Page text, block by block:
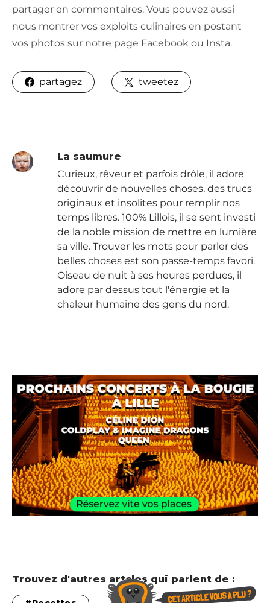
partager en commentaires. Vous pouvez aussi
nous montrer vos exploits culinaires en postant
vos photos sur notre page Facebook ou Insta.
partagez tweetez
La saumure
Curieux, rêveur et parfois drôle, il adore
découvrir de nouvelles choses, des trucs
originaux et insolites pour remplir nos
temps libres. 100% Lillois, il se sent investi
de la noble mission de mettre en lumière
sa ville. Trouver les mots pour parler des
belles choses est son passe-temps favori.
Oiseau de nuit à ses heures perdues, il
adore par dessus tout l'énergie et la
chaleur humaine des gens du nord.
Trouvez d'autres artcles qui parlent de :